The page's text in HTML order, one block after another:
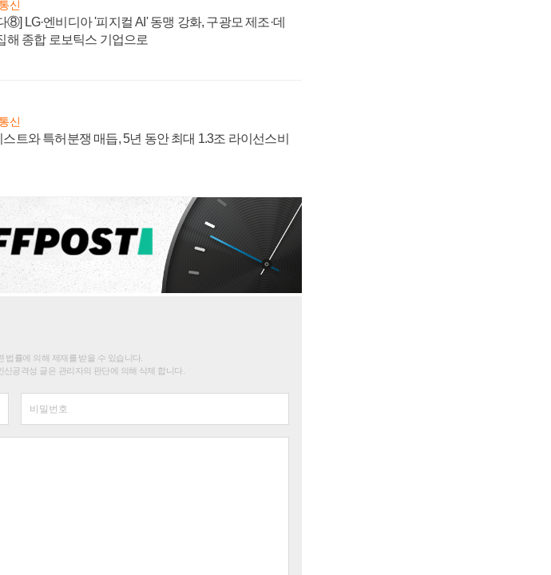
신
⑧] LG·엔비디아 '피지컬 AI' 동맹 강화, 구광모 제조·데
해 종합 로보틱스 기업으로
신
트와 특허분쟁 매듭, 5년 동안 최대 1.3조 라이선스비
법률에 의해 제재를 받을 수 있습니다.
공격성 글은 관리자의 판단에 의해 삭제 합니다.